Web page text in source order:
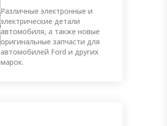
Различные электронные и
электрические детали
автомобиля, а также новые
оригинальные запчасти для
автомобилей Ford и других
марок.